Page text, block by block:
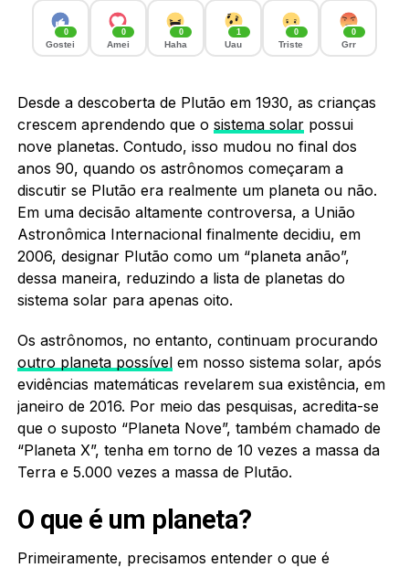
0
Gostei
0
Amei
0
Haha
1
Uau
0
Triste
0
Grr
Desde a descoberta de Plutão em 1930, as crianças
crescem aprendendo que o sistema solarpossui
nove planetas. Contudo, isso mudou no final dos
anos 90, quando os astrônomos começaram a
discutir se Plutão era realmente um planeta ou não.
Em uma decisão altamente controversa, a União
Astronômica Internacional finalmente decidiu, em
2006, designar Plutão como um “planeta anão”,
dessa maneira, reduzindo a lista de planetas do
sistema solar para apenas oito.
Os astrônomos, no entanto, continuam procurando
outro planeta possívelem nosso sistema solar, após
evidências matemáticas revelarem sua existência, em
janeiro de 2016. Por meio das pesquisas, acredita-se
que o suposto “Planeta Nove”, também chamado de
“Planeta X”, tenha em torno de 10 vezes a massa da
Terra e 5.000 vezes a massa de Plutão.
O que é um planeta?
Primeiramente, precisamos entender o que é